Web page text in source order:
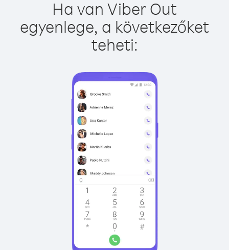
Ha van Viber Out
egyenlege, a következőket
teheti: